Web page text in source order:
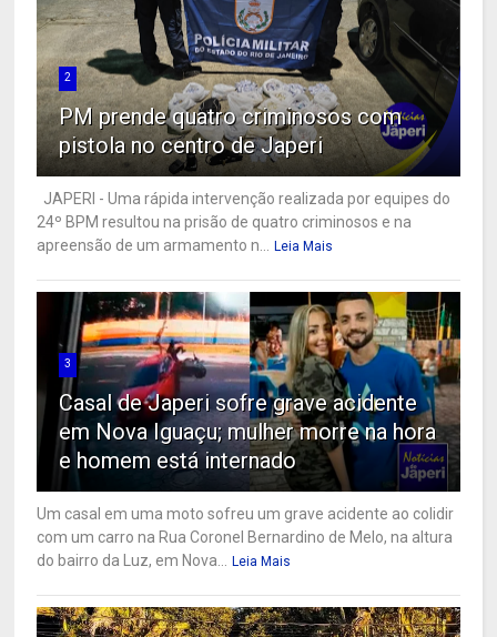
2
PM prende quatro criminosos com
pistola no centro de Japeri
JAPERI - Uma rápida intervenção realizada por equipes do
24º BPM resultou na prisão de quatro criminosos e na
apreensão de um armamento n...
Leia Mais
3
Casal de Japeri sofre grave acidente
em Nova Iguaçu; mulher morre na hora
e homem está internado
Um casal em uma moto sofreu um grave acidente ao colidir
com um carro na Rua Coronel Bernardino de Melo, na altura
do bairro da Luz, em Nova...
Leia Mais